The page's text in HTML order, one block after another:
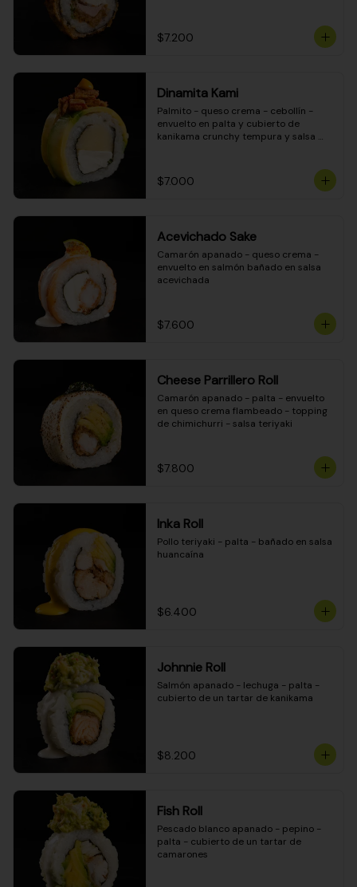
$7.200
Dinamita Kami
Palmito - queso crema - cebollín -
envuelto en palta y cubierto de
kanikama crunchy tempura y salsa
$7.000
Acevichado Sake
Camarón apanado - queso crema -
envuelto en salmón bañado en salsa
acevichada
$7.600
Cheese Parrillero Roll
Camarón apanado - palta - envuelto
en queso crema flambeado - topping
de chimichurri - salsa teriyaki
$7.800
Inka Roll
Pollo teriyaki - palta - bañado en salsa
huancaína
$6.400
Johnnie Roll
Salmón apanado - lechuga - palta -
cubierto de un tartar de kanikama
$8.200
Fish Roll
Pescado blanco apanado - pepino -
palta - cubierto de un tartar de
camarones